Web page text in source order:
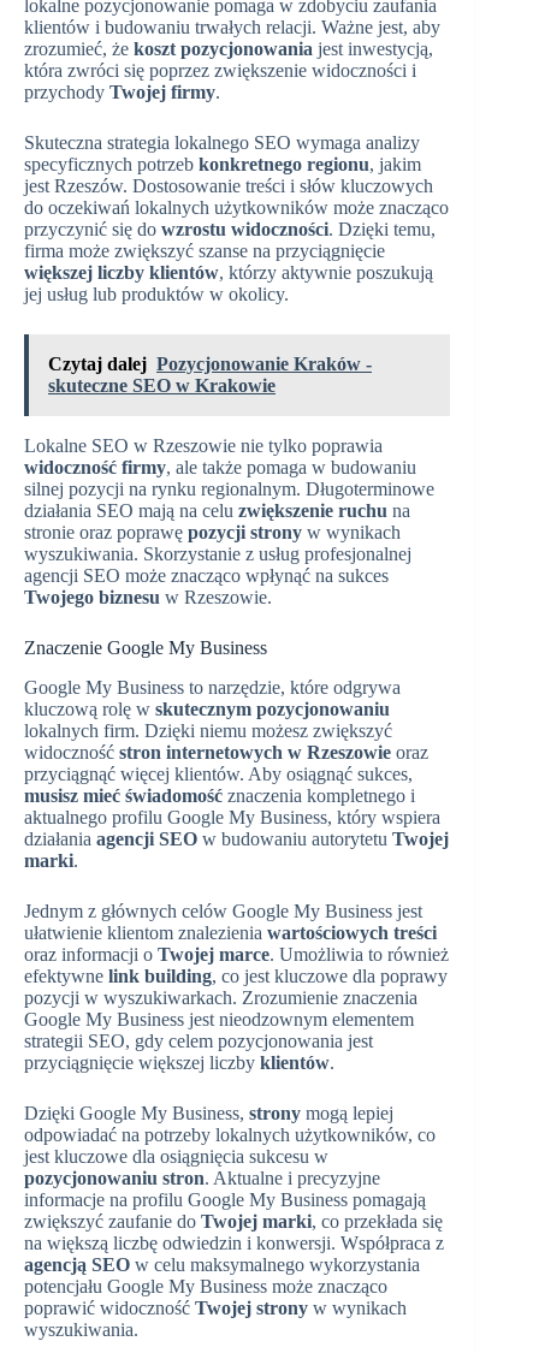
lokalne pozycjonowanie pomaga w zdobyciu zaufania
klientów i budowaniu trwałych relacji. Ważne jest, aby
zrozumieć, że koszt pozycjonowania jest inwestycją,
która zwróci się poprzez zwiększenie widoczności i
przychody Twojej firmy.
Skuteczna strategia lokalnego SEO wymaga analizy
specyficznych potrzeb konkretnego regionu, jakim
jest Rzeszów. Dostosowanie treści i słów kluczowych
do oczekiwań lokalnych użytkowników może znacząco
przyczynić się do wzrostu widoczności. Dzięki temu,
firma może zwiększyć szanse na przyciągnięcie
większej liczby klientów, którzy aktywnie poszukują
jej usług lub produktów w okolicy.
Czytaj dalej Pozycjonowanie Kraków -
skuteczne SEO w Krakowie
Lokalne SEO w Rzeszowie nie tylko poprawia
widoczność firmy, ale także pomaga w budowaniu
silnej pozycji na rynku regionalnym. Długoterminowe
działania SEO mają na celu zwiększenie ruchu na
stronie oraz poprawę pozycji strony w wynikach
wyszukiwania. Skorzystanie z usług profesjonalnej
agencji SEO może znacząco wpłynąć na sukces
Twojego biznesu w Rzeszowie.
Znaczenie Google My Business
Google My Business to narzędzie, które odgrywa
kluczową rolę w skutecznym pozycjonowaniu
lokalnych firm. Dzięki niemu możesz zwiększyć
widoczność stron internetowych w Rzeszowie oraz
przyciągnąć więcej klientów. Aby osiągnąć sukces,
musisz mieć świadomość znaczenia kompletnego i
aktualnego profilu Google My Business, który wspiera
działania agencji SEO w budowaniu autorytetu Twojej
marki.
Jednym z głównych celów Google My Business jest
ułatwienie klientom znalezienia wartościowych treści
oraz informacji o Twojej marce. Umożliwia to również
efektywne link building, co jest kluczowe dla poprawy
pozycji w wyszukiwarkach. Zrozumienie znaczenia
Google My Business jest nieodzownym elementem
strategii SEO, gdy celem pozycjonowania jest
przyciągnięcie większej liczby klientów.
Dzięki Google My Business, strony mogą lepiej
odpowiadać na potrzeby lokalnych użytkowników, co
jest kluczowe dla osiągnięcia sukcesu w
pozycjonowaniu stron. Aktualne i precyzyjne
informacje na profilu Google My Business pomagają
zwiększyć zaufanie do Twojej marki, co przekłada się
na większą liczbę odwiedzin i konwersji. Współpraca z
agencją SEO w celu maksymalnego wykorzystania
potencjału Google My Business może znacząco
poprawić widoczność Twojej strony w wynikach
wyszukiwania.